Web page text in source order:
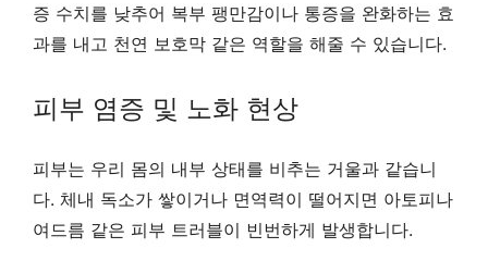
증 수치를 낮추어 복부 팽만감이나 통증을 완화하는 효
과를 내고 천연 보호막 같은 역할을 해줄 수 있습니다.
피부 염증 및 노화 현상
피부는 우리 몸의 내부 상태를 비추는 거울과 같습니
다. 체내 독소가 쌓이거나 면역력이 떨어지면 아토피나
여드름 같은 피부 트러블이 빈번하게 발생합니다.